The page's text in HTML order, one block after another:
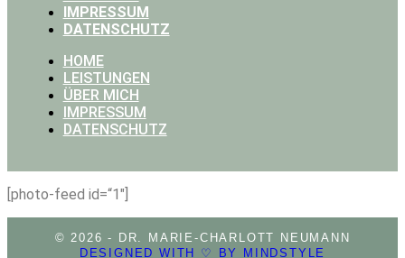
IMPRESSUM
DATENSCHUTZ
HOME
LEISTUNGEN
ÜBER MICH
IMPRESSUM
DATENSCHUTZ
[photo-feed id=“1″]
© 2026 - DR. MARIE-CHARLOTT NEUMANN
DESIGNED WITH ♡ BY MINDSTYLE